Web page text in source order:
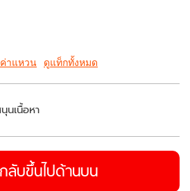
าแหวน ดูแท็กทั้งหมด
นเนื้อหา
กลับขึ้นไปด้านบน